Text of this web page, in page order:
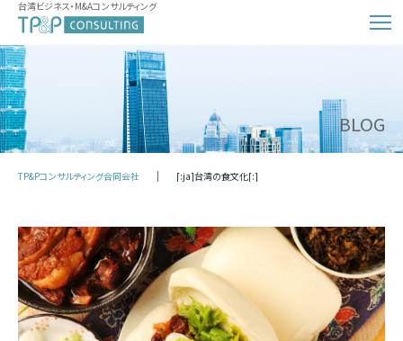
台湾ビジネス・M&Aコンサルティング
BLOG
TP&Pコンサルティング合同会社 [:ja]台湾の食文化[:]